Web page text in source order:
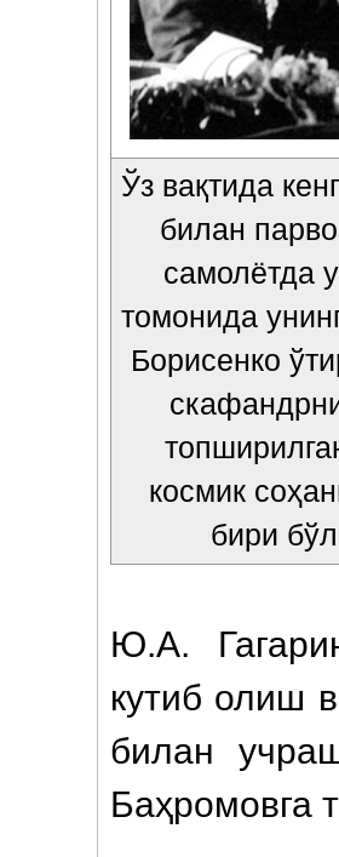
Ўз вақтида
билан
самолётда
томонида
Борисенко
космик
бири
Ю.А.
кутиб олиш
билан
Баҳромовга